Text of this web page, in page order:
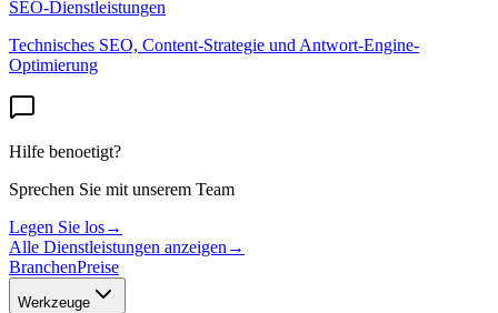
SEO-Dienstleistungen
Technisches SEO, Content-Strategie und Antwort-Engine-
Optimierung
Hilfe benoetigt?
Sprechen Sie mit unserem Team
Legen Sie los→
Alle Dienstleistungen anzeigen →
BranchenPreise
Werkzeuge